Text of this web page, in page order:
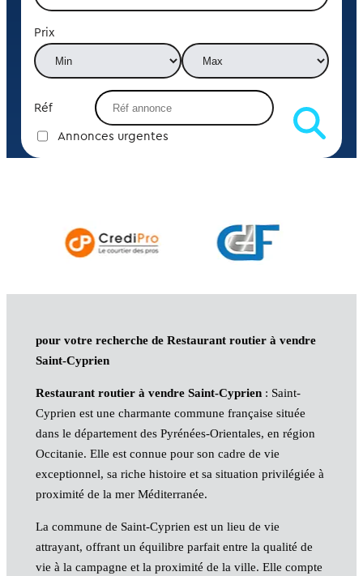
Prix
Réf
Annonces urgentes
pour votre recherche de Restaurant routier à vendre
Saint-Cyprien
Restaurant routier à vendre Saint-Cyprien: Saint-
Cyprien est une charmante commune française située
dans le département des Pyrénées-Orientales, en région
Occitanie. Elle est connue pour son cadre de vie
exceptionnel, sa riche histoire et sa situation privilégiée à
proximité de la mer Méditerranée.
La commune de Saint-Cyprien est un lieu de vie
attrayant, offrant un équilibre parfait entre la qualité de
vie à la campagne et la proximité de la ville. Elle compte